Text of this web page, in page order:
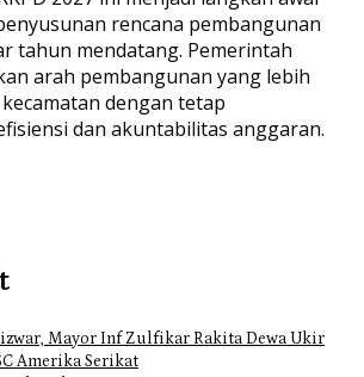
rencana pembangunan
tahun mendatang. Pemerintah
arah pembangunan yang lebih
dengan tetap
dan akuntabilitas anggaran.
Mayor Inf Zulfikar Rakita Dewa Ukir
Amerika Serikat